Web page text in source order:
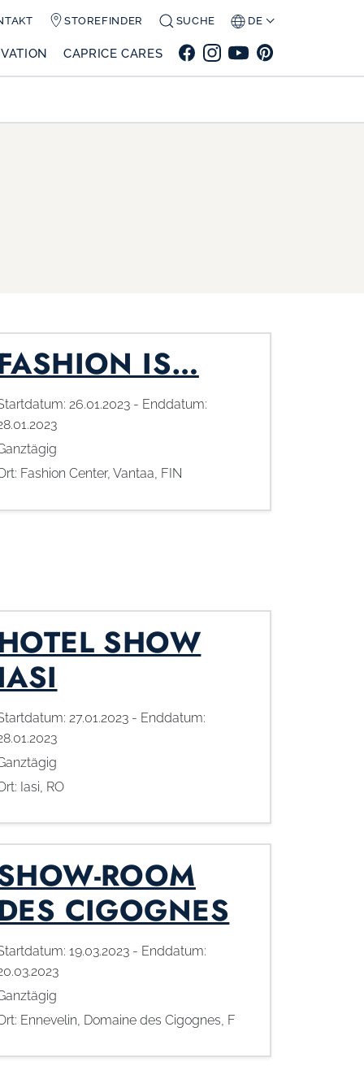
CAPRICE CARES
STOREFINDER SUCHE DE
IS…
26.01.2023- Enddatum:
Fashion Center, Vantaa, FIN
SHOW
27.01.2023- Enddatum:
Iasi, RO
ROOM
CIGOGNES
19.03.2023- Enddatum:
Ennevelin, Domaine des Cigognes, F